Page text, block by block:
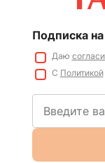
Подписка
Даю
С Политикой